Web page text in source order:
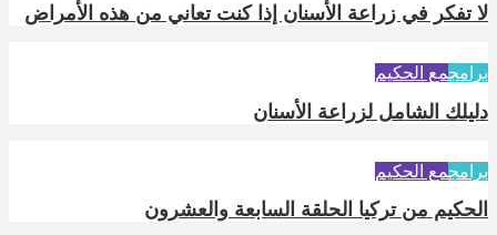
لا تفكر في زراعة الأسنان إذا كنت تعاني من هذه الأمراض
برامجمع الحكيم
دليلك الشامل لزراعة الأسنان
برامجمع الحكيم
الحكيم من تركيا الحلقة السابعة والعشرون